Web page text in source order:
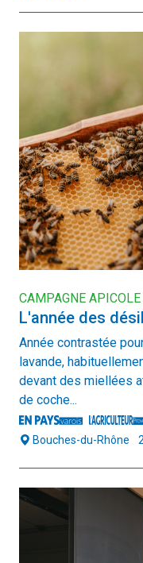
CAMPAGNE APICOLE
L'année des
Année contrastée
lavande,
devant des miellées
de coche...
Bouches-du-Rhône